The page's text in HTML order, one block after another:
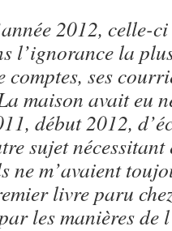
2012, celle-
l’ignorance la
ses
maison avait eu
début 2012,
sujet nécessitant
ne m’avaient
livre paru
les manières de